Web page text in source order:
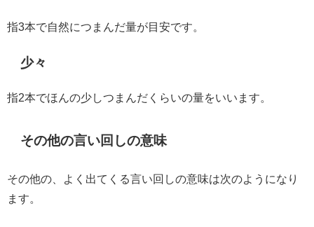
指3本で自然につまんだ量が目安です。
少々
指2本でほんの少しつまんだくらいの量をいいます。
その他の言い回しの意味
その他の、よく出てくる言い回しの意味は次のようになり
ます。